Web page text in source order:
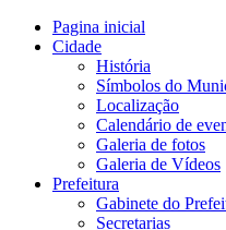
Pagina inicial
Cidade
História
Símbolos do
Localização
Calendário de
Galeria de fotos
Galeria de Vídeos
Prefeitura
Gabinete do
Secretarias